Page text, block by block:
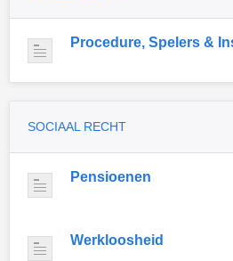
Procedure, Spelers &
SOCIAAL RECHT
Pensioenen
Werkloosheid